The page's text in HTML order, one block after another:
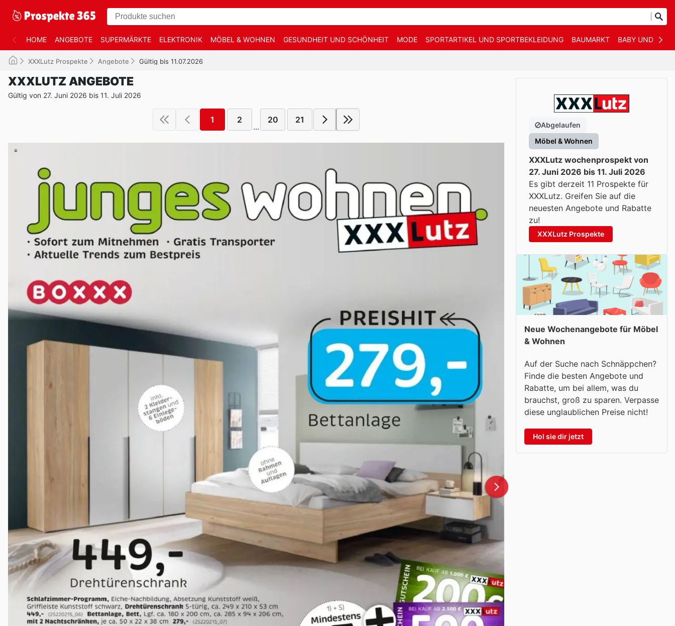
HOME ANGEBOTE SUPERMÄRKTE ELEKTRONIK MÖBEL & WOHNEN GESUNDHEIT UND SCHÖNHEIT MODE SPORTARTIKEL UND SPORTBEKLEIDUNG BAUMARKT BABY UND KIND
XXXLutz Prospekte Angebote Gültig bis 11.07.2026
XXXLUTZ ANGEBOTE
Gültig von 27. Juni 2026 bis 11. Juli 2026
1 2
...
20 21
Abgelaufen
Möbel & Wohnen
XXXLutz wochenprospekt von
27. Juni 2026 bis 11. Juli 2026
Es gibt derzeit 11 Prospekte für
XXXLutz. Greifen Sie auf die
neuesten Angebote und Rabatte
zu!
XXXLutz Prospekte
Neue Wochenangebote für Möbel
& Wohnen
Auf der Suche nach Schnäppchen?
Finde die besten Angebote und
Rabatte, um bei allem, was du
brauchst, groß zu sparen. Verpasse
diese unglaublichen Preise nicht!
Hol sie dir jetzt